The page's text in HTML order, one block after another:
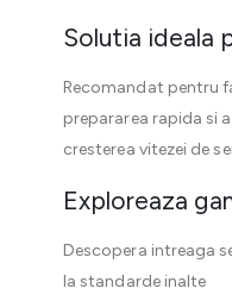
Solutia ideala
Recomandat pentru
prepararea rapida si
cresterea vitezei de
Exploreaza
Descopera intreaga
la standarde inalte